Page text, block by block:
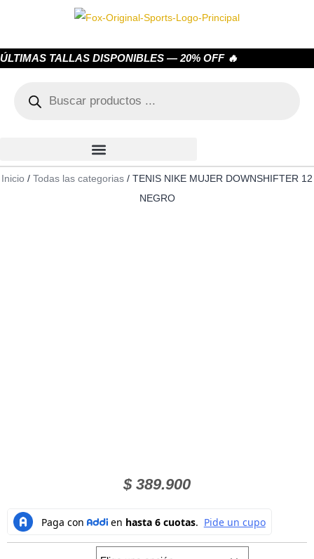
ÚLTIMAS TALLAS DISPONIBLES — 20% OFF 🔥
Inicio / Todas las categorias / TENIS NIKE MUJER DOWNSHIFTER 12
NEGRO
$389.900